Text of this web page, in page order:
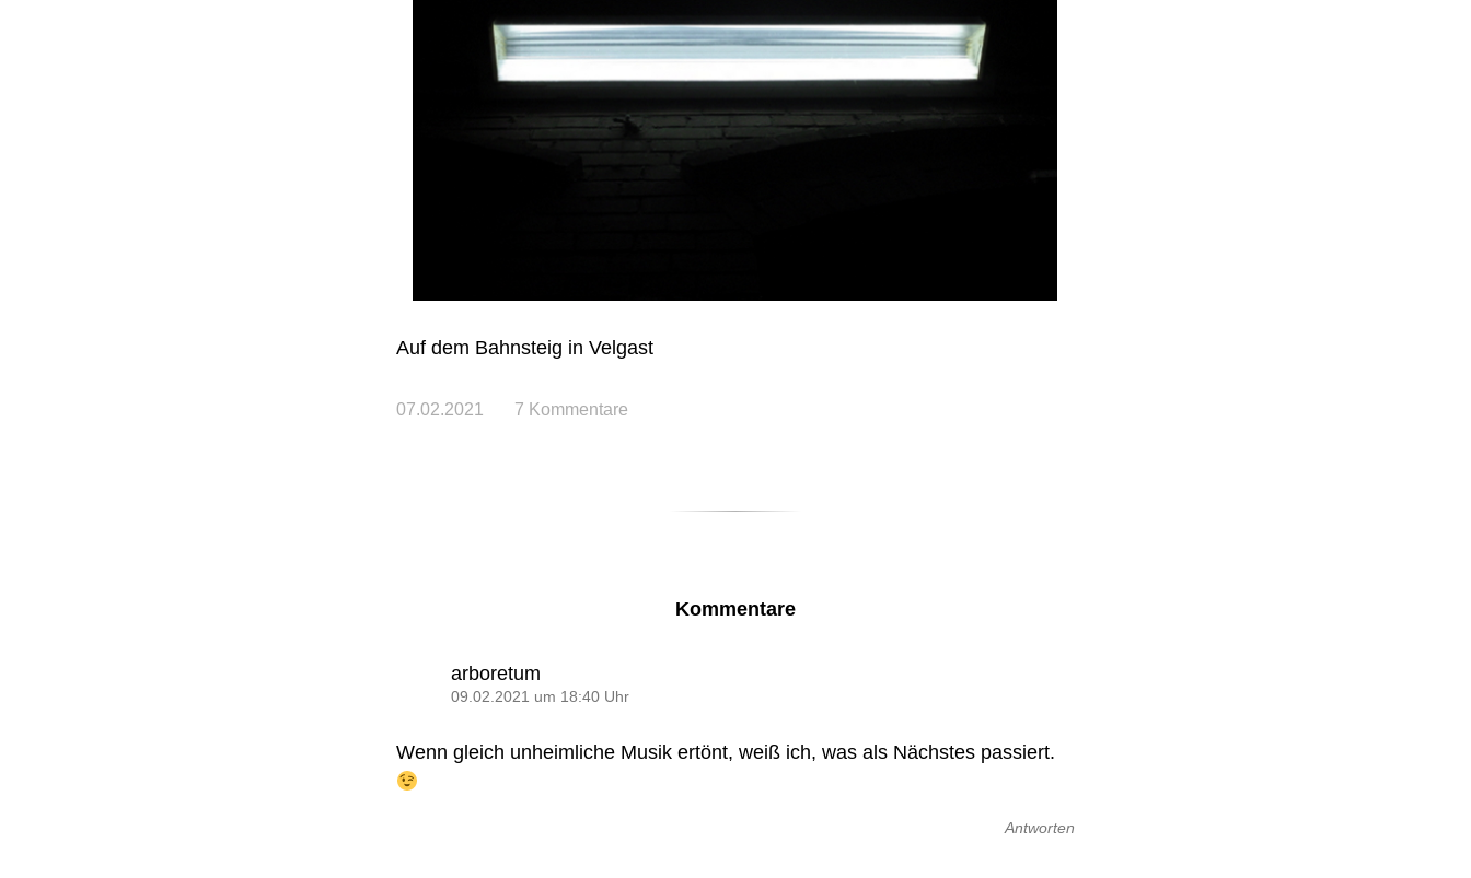
Auf dem Bahnsteig in Velgast
07.02.2021 7 Kommentare
Kommentare
arboretum
09.02.2021 um 18:40 Uhr
Wenn gleich unheimliche Musik ertönt, weiß ich, was als Nächstes passiert.
Antworten